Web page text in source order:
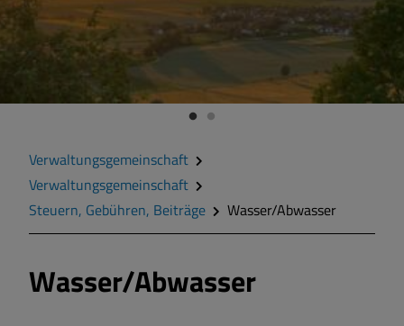
Überblick
Organigramm
Gemeinschaftsversammlung
Was erledige ich wo?
Mitarbeiter im Rathaus
Online-Bürgerservice
Verwaltungsgemeinschaft
Verwaltungsgemeinschaft
Steuern, Gebühren, Beiträge
Wasser/Abwasser
Wasser/Abwasser